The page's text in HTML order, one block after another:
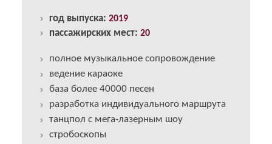
год выпуска:2019
пассажирских мест:20
полное музыкальное сопровождение
ведение караоке
база более 40000 песен
разработка индивидуального маршрута
танцпол с мега-лазерным шоу
стробоскопы